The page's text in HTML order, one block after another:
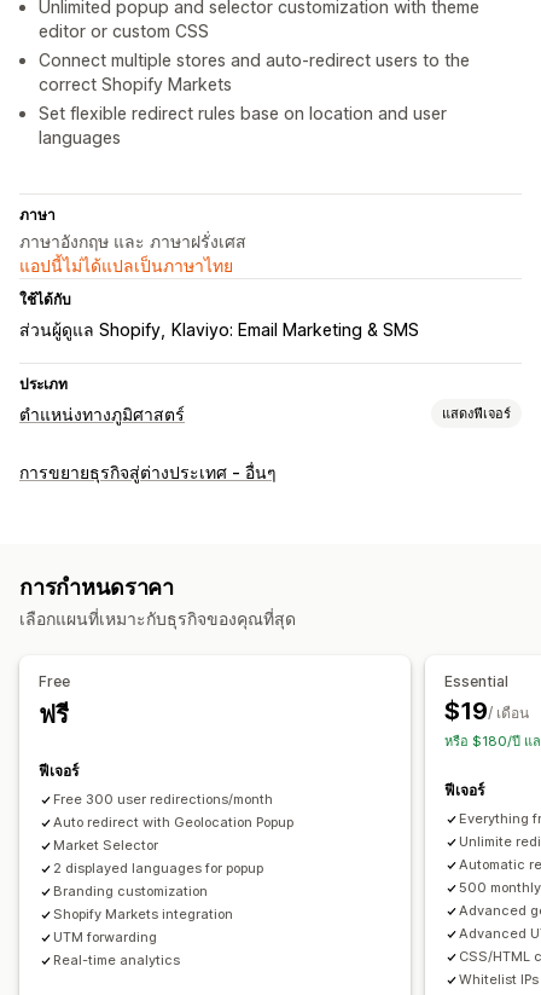
Unlimited popup and selector customization with theme
editor or custom CSS
Connect multiple stores and auto-redirect users to the
correct Shopify Markets
Set flexible redirect rules base on location and user
languages
ภาษา
ภาษาอังกฤษ และ ภาษาฝรั่งเศส
แอปนี้ไม่ได้แปลเป็นภาษาไทย
ใช้ได้กับ
ส่วนผู้ดูแล Shopify Klaviyo: Email Marketing & SMS
ประเภท
ตำแหน่งทางภูมิศาสตร์ แสดงฟีเจอร์
การบล็อก
ที่อยู่ IP ประเทศ ภาษา
การเปลี่ยนเส้นทางด้วยตนเอง
การติดตาม
ตัวสลับสกุลเงิน
การขยายธุรกิจสู่ต่างประเทศ - อื่นๆ
การกำหนดราคา
เลือกแผนที่เหมาะกับธุรกิจของคุณที่สุด
Free
ฟรี
ฟีเจอร์
Free 300 user redirections/month
Auto redirect with Geolocation Popup
Market Selector
2 displayed languages for popup
Branding customization
Shopify Markets integration
UTM forwarding
Real-time analytics
Essential
$19/ เดือน
หรือ $180/ปี แล
ฟีเจอร์
Everything
Unlimite
Automatic
500
Advanced
Advanced
CSS/HTML
Whitelist IPs